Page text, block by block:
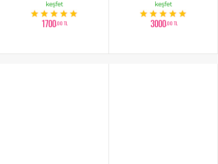
keşfet
1700,00 TL
keşfet
3000,00 TL